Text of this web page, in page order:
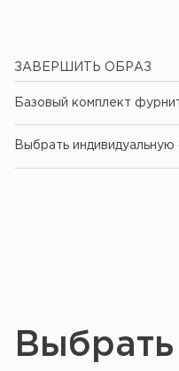
ЗАВЕРШИТЬ ОБРАЗ
Базовый комплект
Выбрать